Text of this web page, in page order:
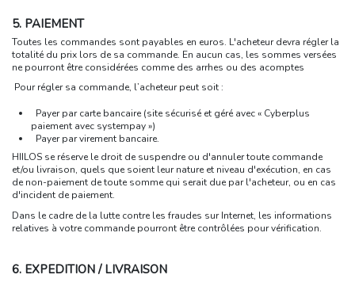
5. PAIEMENT
Toutes les commandes sont payables en euros. L'acheteur devra régler la
totalité du prix lors de sa commande. En aucun cas, les sommes versées
ne pourront être considérées comme des arrhes ou des acomptes
Pour régler sa commande, l’acheteur peut soit :
Payer par carte bancaire (site sécurisé et géré avec « Cyberplus
paiement avec systempay »)
Payer par virement bancaire.
HIILOS se réserve le droit de suspendre ou d'annuler toute commande
et/ou livraison, quels que soient leur nature et niveau d'exécution, en cas
de non-paiement de toute somme qui serait due par l'acheteur, ou en cas
d'incident de paiement.
Dans le cadre de la lutte contre les fraudes sur Internet, les informations
relatives à votre commande pourront être contrôlées pour vérification.
6. EXPEDITION / LIVRAISON